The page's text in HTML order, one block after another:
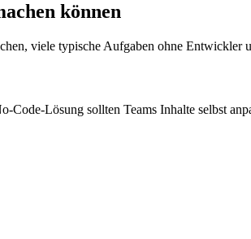
können
viele typische Aufgaben ohne Entwickler
Lösung sollten Teams Inhalte selbst